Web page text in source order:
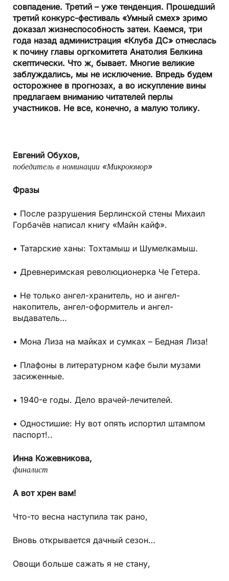
совпадение. Третий – уже тенденция. Прошедший
третий конкурс-фестиваль «Умный смех» зримо
доказал жизнеспособность затеи. Каемся, три
года назад администрация «Клуба ДС» отнеслась
к почину главы оргкомитета Анатолия Белкина
скептически. Что ж, бывает. Многие великие
заблуждались, мы не исключение. Впредь будем
осторожнее в прогнозах, а во искупление вины
предлагаем вниманию читателей перлы
участников. Не все, конечно, а малую толику.
Евгений Обухов,
победитель в номинации «Микроюмор»
Фразы
• После разрушения Берлинской стены Михаил
Горбачёв написал книгу «Майн кайф».
• Татарские ханы: Тохтамыш и Шумелкамыш.
• Древнеримская революционерка Че Гетера.
• Не только ангел-хранитель, но и ангел-
накопитель, ангел-оформитель и ангел-
выдаватель…
• Мона Лиза на майках и сумках – Бедная Лиза!
• Плафоны в литературном кафе были музами
засиженные.
• 1940-е годы. Дело врачей-лечителей.
• Одностишие: Ну вот опять испортил штампом
паспорт!..
Инна Кожевникова,
финалист
А вот хрен вам!
Что-то весна наступила так рано,
Вновь открывается дачный сезон…
Овощи больше сажать я не стану,